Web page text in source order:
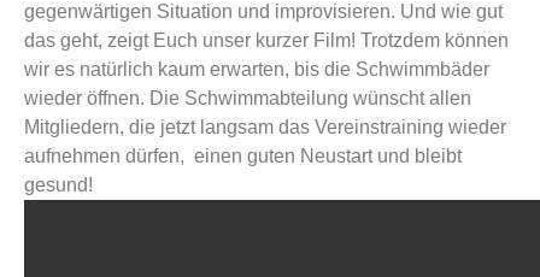
gegenwärtigen Situation und improvisieren. Und wie gut
das geht, zeigt Euch unser kurzer Film! Trotzdem können
wir es natürlich kaum erwarten, bis die Schwimmbäder
wieder öffnen. Die Schwimmabteilung wünscht allen
Mitgliedern, die jetzt langsam das Vereinstraining wieder
aufnehmen dürfen, einen guten Neustart und bleibt
gesund!